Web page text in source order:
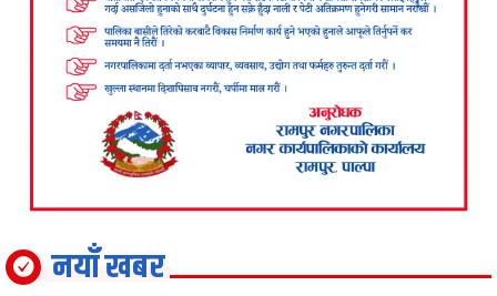
नयाँ खबर